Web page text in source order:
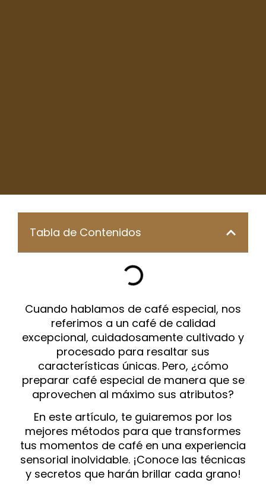
Tabla de Contenidos
Cuando hablamos de café especial, nos
referimos a un café de calidad
excepcional, cuidadosamente cultivado y
procesado para resaltar sus
características únicas. Pero, ¿cómo
preparar café especial de manera que se
aprovechen al máximo sus atributos?
En este artículo, te guiaremos por los
mejores métodos para que transformes
tus momentos de café en una experiencia
sensorial inolvidable. ¡Conoce las técnicas
y secretos que harán brillar cada grano!